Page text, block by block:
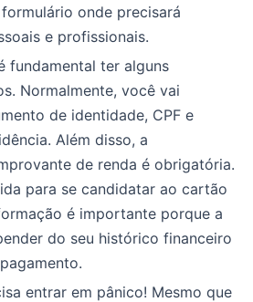
onde precisará
e profissionais.
fundamental ter alguns
Normalmente, você vai
de identidade, CPF e
Além disso, a
de renda é obrigatória.
para se candidatar ao cartão
é importante porque a
do seu histórico financeiro
entrar em pânico! Mesmo que